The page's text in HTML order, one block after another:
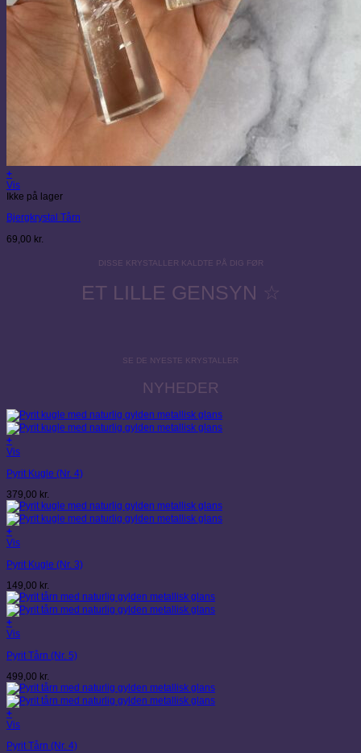
+
Vis
Ikke på lager
Bjergkrystal Tårn
69,00 kr.
DISSE KRYSTALLER KALDTE PÅ DIG FØR
ET LILLE GENSYN ☆
SE DE NYESTE KRYSTALLER
NYHEDER
+
Vis
Pyrit Kugle (Nr. 4)
379,00 kr.
+
Vis
Pyrit Kugle (Nr. 3)
149,00 kr.
+
Vis
Pyrit Tårn (Nr. 5)
499,00 kr.
+
Vis
Pyrit Tårn (Nr. 4)